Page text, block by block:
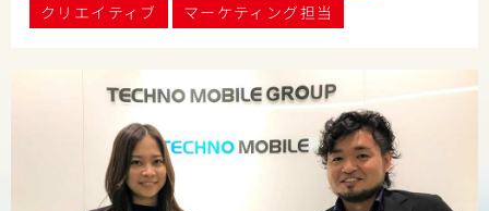
クリエイティブ
マーケティング担当